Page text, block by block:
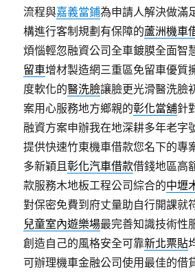
流程與嘉義當鋪為申請人解決做滿
構進行客制規劃有保障的蘆洲機車
煩惱輕忽融資公司全車鍍膜全面智
留車增材製造網三重區免留車優質
度軟化的醫洗臉讓臉更光滑醫洗臉
案用心服務地方鄉親的彰化當舖針
融資方案申辦我在地深耕多年老字
提供快速竹東機車借款您名下的專
多新穎且彰化汽車借款借錢地區高
款服務木地板工程公司綜合的中壢
對保密免費到府丈量助自行開課就
兒童室內遊樂場最完善知識技術性
創造自己的風格安全可靠新北票貼
可辦理機車金融公司使用最佳的借